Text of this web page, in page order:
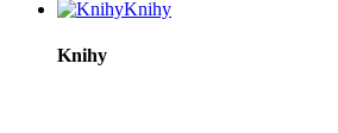
Knihy
Knihy